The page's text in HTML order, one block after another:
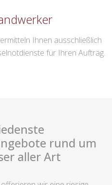
Ihnen ausschließlich
für Ihren Auftrag.
rund um
aller Art